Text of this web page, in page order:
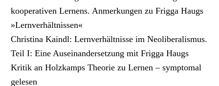
kooperativen Lernens. Anmerkungen zu Frigga Haugs
»Lernverhältnissen«
Christina Kaindl: Lernverhältnisse im Neoliberalismus.
Teil I: Eine Auseinandersetzung mit Frigga Haugs
Kritik an Holzkamps Theorie zu Lernen – symptomal
gelesen